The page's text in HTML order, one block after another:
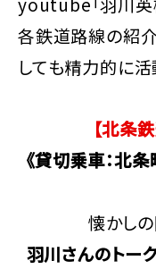
各鉄道路線の紹
しても精力的に活
【北条
《貸切乗車：北
懐かし
羽川さんのトー